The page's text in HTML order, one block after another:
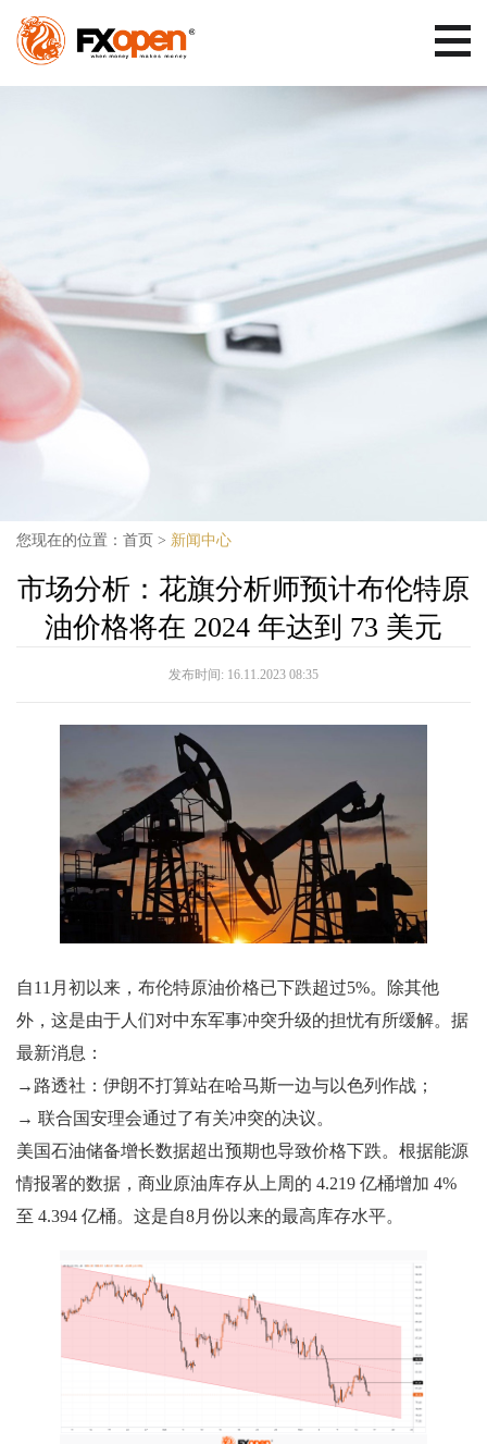
您现在的位置： 首页 > 新闻中心
市场分析：花旗分析师预计布伦特原
油价格将在 2024 年达到 73 美元
发布时间: 16.11.2023 08:35
自11月初以来，布伦特原油价格已下跌超过5%。除其他
外，这是由于人们对中东军事冲突升级的担忧有所缓解。据
最新消息：
→路透社：伊朗不打算站在哈马斯一边与以色列作战；
→ 联合国安理会通过了有关冲突的决议。
美国石油储备增长数据超出预期也导致价格下跌。根据能源
情报署的数据，商业原油库存从上周的 4.219 亿桶增加 4%
至 4.394 亿桶。这是自8月份以来的最高库存水平。